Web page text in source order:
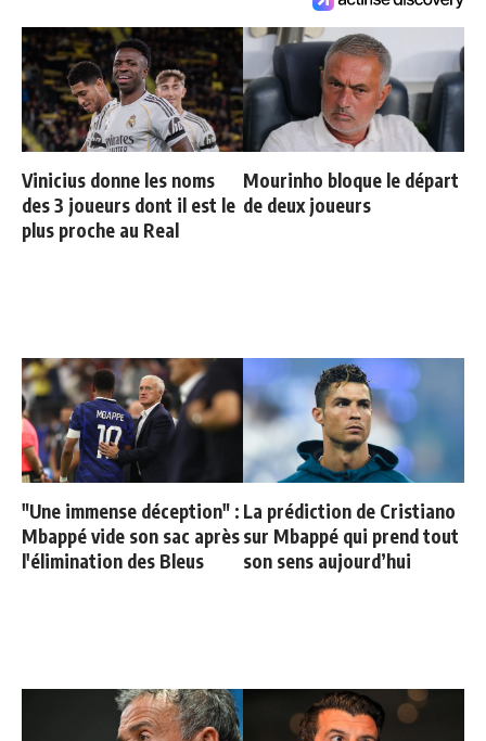
Vinicius donne les noms
des 3 joueurs dont il est le
plus proche au Real
Mourinho bloque le départ
de deux joueurs
"Une immense déception" :
Mbappé vide son sac après
l'élimination des Bleus
La prédiction de Cristiano
sur Mbappé qui prend tout
son sens aujourd’hui